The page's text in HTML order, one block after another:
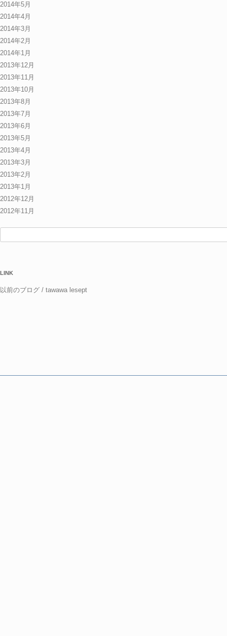
2014年5月
2014年4月
2014年3月
2014年2月
2014年1月
2013年12月
2013年11月
2013年10月
2013年8月
2013年7月
2013年6月
2013年5月
2013年4月
2013年3月
2013年2月
2013年1月
2012年12月
2012年11月
LINK
以前のブログ / tawawa lesept